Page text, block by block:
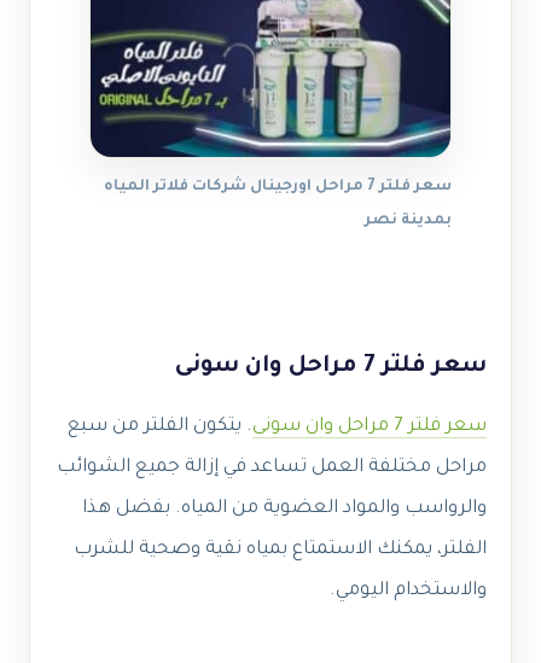
سعر فلتر 7 مراحل اورجينال شركات فلاتر المياه
بمدينة نصر
سعر فلتر 7 مراحل وان سونى
سعر فلتر 7 مراحل وان سونى
. يتكون الفلتر من سبع
مراحل مختلفة العمل تساعد في إزالة جميع الشوائب
والرواسب والمواد العضوية من المياه. بفضل هذا
الفلتر، يمكنك الاستمتاع بمياه نقية وصحية للشرب
والاستخدام اليومي.